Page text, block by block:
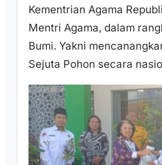
Kementrian Agama
Mentri Agama, dalam
Bumi. Yakni
Sejuta Pohon secara